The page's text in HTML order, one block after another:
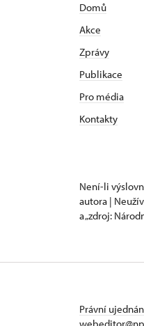
Domů
Akce
Zprávy
Publikace
Pro média
Kontakty
Není-li
autora |
a „zdroj:
Právní